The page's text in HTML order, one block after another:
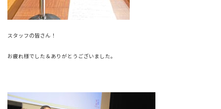
スタッフの皆さん！
お疲れ様でした＆ありがとうございました。